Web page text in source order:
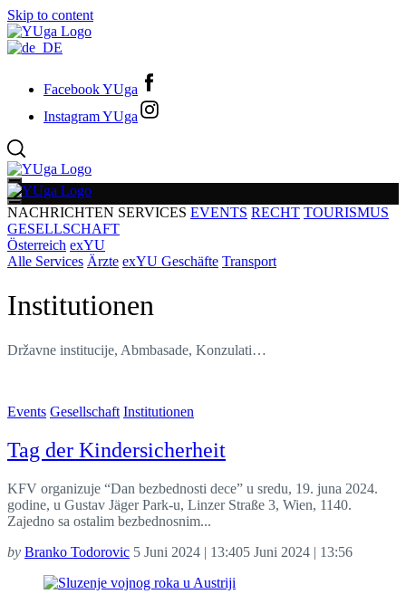
Skip to content
Facebook YUga
Instagram YUga
NACHRICHTEN SERVICES EVENTS RECHT TOURISMUS
GESELLSCHAFT
Österreich exYU
Alle Services Ärzte exYU Geschäfte Transport
Institutionen
Državne institucije, Abmbasade, Konzulati…
Events Gesellschaft Institutionen
Tag der Kindersicherheit
KFV organizuje “Dan bezbednosti dece” u sredu, 19. juna 2024.
godine, u Gustav Jäger Park-u, Linzer Straße 3, Wien, 1140.
Zajedno sa ostalim bezbednosnim...
by Branko Todorovic 5 Juni 2024 | 13:405 Juni 2024 | 13:56